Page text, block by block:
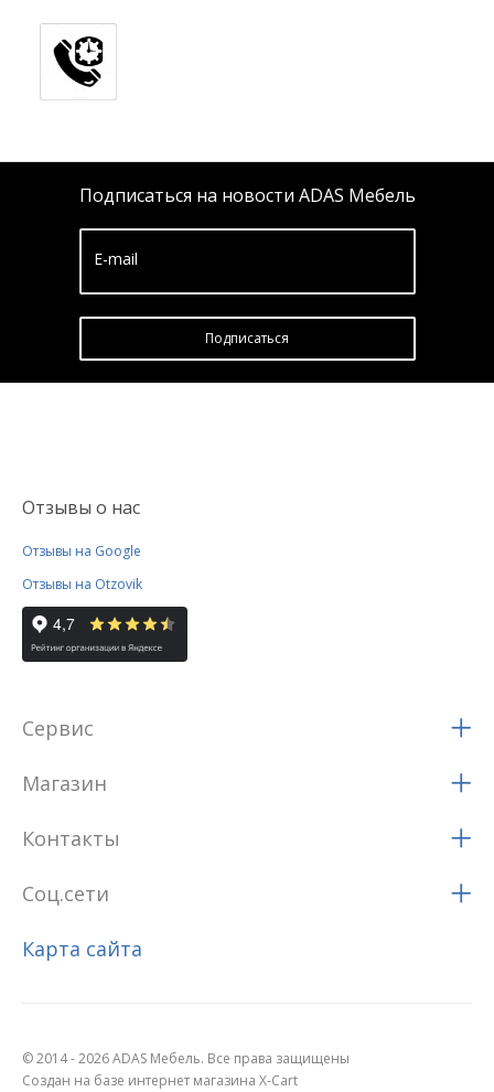
Подписаться на новости ADAS Мебель
E-mail
Подписатьcя
Отзывы о нас
Отзывы на Google
Отзывы на Otzovik
Сервис
Магазин
Контакты
Соц.сети
Карта сайта
© 2014 - 2026 ADAS Мебель. Все права защищены
Создан на базе интернет магазина X-Cart